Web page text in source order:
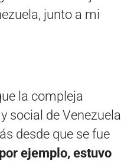
junto a mi
la compleja
social de Venezuela
desde que se fue
ejemplo, estuvo